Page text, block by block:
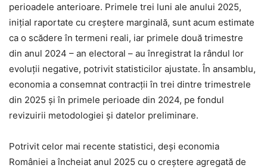
perioadele anterioare. Primele trei luni ale anului 2025,
inițial raportate cu creștere marginală, sunt acum estimate
ca o scădere în termeni reali, iar primele două trimestre
din anul 2024 – an electoral – au înregistrat la rândul lor
evoluții negative, potrivit statisticilor ajustate. În ansamblu,
economia a consemnat contracții în trei dintre trimestrele
din 2025 și în primele perioade din 2024, pe fondul
revizuirii metodologiei și datelor preliminare.
Potrivit celor mai recente statistici, deși economia
României a încheiat anul 2025 cu o creștere agregată de